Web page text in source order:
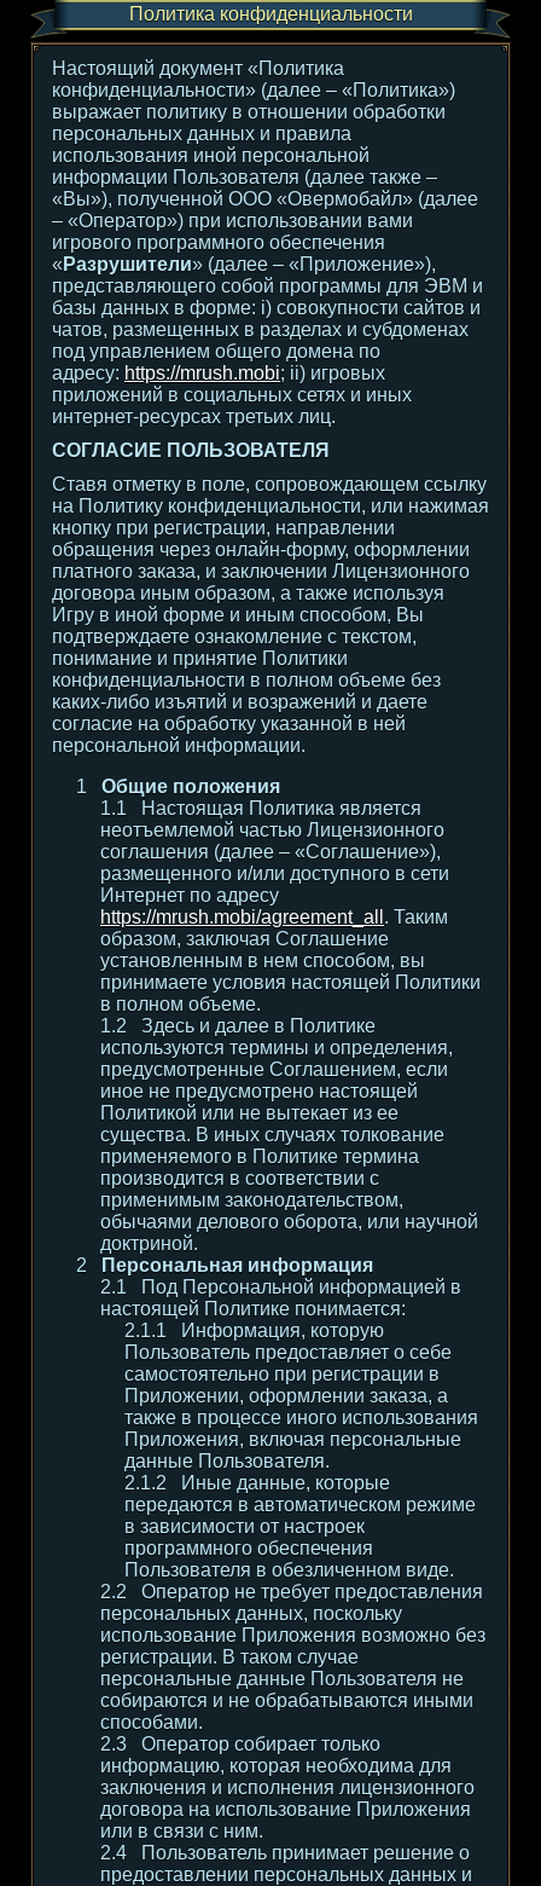
Политика конфиденциальности
Настоящий документ «Политика
конфиденциальности» (далее – «Политика»)
выражает политику в отношении обработки
персональных данных и правила
использования иной персональной
информации Пользователя (далее также –
«Вы»), полученной ООО «Овермобайл» (далее
– «Оператор») при использовании вами
игрового программного обеспечения
«Разрушители» (далее – «Приложение»),
представляющего собой программы для ЭВМ и
базы данных в форме: i) совокупности сайтов и
чатов, размещенных в разделах и субдоменах
под управлением общего домена по
адресу: https://mrush.mobi; ii) игровых
приложений в социальных сетях и иных
интернет-ресурсах третьих лиц.
СОГЛАСИЕ ПОЛЬЗОВАТЕЛЯ
Ставя отметку в поле, сопровождающем ссылку
на Политику конфиденциальности, или нажимая
кнопку при регистрации, направлении
обращения через онлайн-форму, оформлении
платного заказа, и заключении Лицензионного
договора иным образом, а также используя
Игру в иной форме и иным способом, Вы
подтверждаете ознакомление с текстом,
понимание и принятие Политики
конфиденциальности в полном объеме без
каких-либо изъятий и возражений и даете
согласие на обработку указанной в ней
персональной информации.
Общие положения
Настоящая Политика является
неотъемлемой частью Лицензионного
соглашения (далее – «Соглашение»),
размещенного и/или доступного в сети
Интернет по адресу
https://mrush.mobi/agreement_all . Таким
образом, заключая Соглашение
установленным в нем способом, вы
принимаете условия настоящей Политики
в полном объеме.
Здесь и далее в Политике
используются термины и определения,
предусмотренные Соглашением, если
иное не предусмотрено настоящей
Политикой или не вытекает из ее
существа. В иных случаях толкование
применяемого в Политике термина
производится в соответствии с
применимым законодательством,
обычаями делового оборота, или научной
доктриной.
Персональная информация
Под Персональной информацией в
настоящей Политике понимается:
Информация, которую
Пользователь предоставляет о себе
самостоятельно при регистрации в
Приложении, оформлении заказа, а
также в процессе иного использования
Приложения, включая персональные
данные Пользователя.
Иные данные, которые
передаются в автоматическом режиме
в зависимости от настроек
программного обеспечения
Пользователя в обезличенном виде.
Оператор не требует предоставления
персональных данных, поскольку
использование Приложения возможно без
регистрации. В таком случае
персональные данные Пользователя не
собираются и не обрабатываются иными
способами.
Оператор собирает только
информацию, которая необходима для
заключения и исполнения лицензионного
договора на использование Приложения
или в связи с ним.
Пользователь принимает решение о
предоставлении персональных данных и